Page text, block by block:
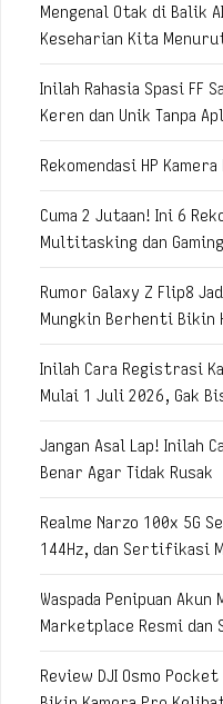
Mengenal Otak di Balik
Keseharian Kita
Inilah Rahasia Spasi FF
Keren dan Unik Tanpa
Rekomendasi HP
Cuma 2 Jutaan! Ini 6
Multitasking dan
Rumor Galaxy Z Flip8
Mungkin Berhenti Bikin
Inilah Cara Registrasi
Mulai 1 Juli 2026, Gak
Jangan Asal Lap! Inilah
Benar Agar Tidak Rusak
Realme Narzo 100x 5G
144Hz, dan Sertifikasi
Waspada Penipuan
Marketplace Resmi dan
Review DJI Osmo